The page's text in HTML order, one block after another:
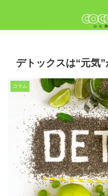
デトックスは“元気
コラム